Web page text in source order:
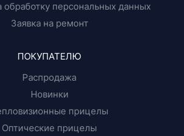
обработку персональных данных
Заявка на ремонт
ПОКУПАТЕЛЮ
Распродажа
Новинки
прицелы
Оптические прицелы